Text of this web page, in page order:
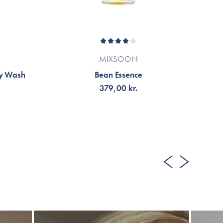
Wash
MIXSOON
Bean Essence
379,00 kr.